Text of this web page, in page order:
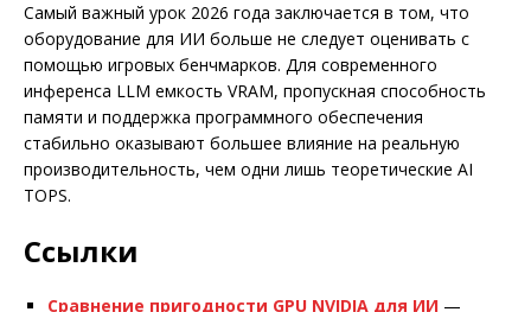
Самый важный урок 2026 года заключается в том, что
оборудование для ИИ больше не следует оценивать с
помощью игровых бенчмарков. Для современного
инференса LLM емкость VRAM, пропускная способность
памяти и поддержка программного обеспечения
стабильно оказывают большее влияние на реальную
производительность, чем одни лишь теоретические AI
TOPS.
Ссылки
Сравнение пригодности GPU NVIDIA для ИИ —